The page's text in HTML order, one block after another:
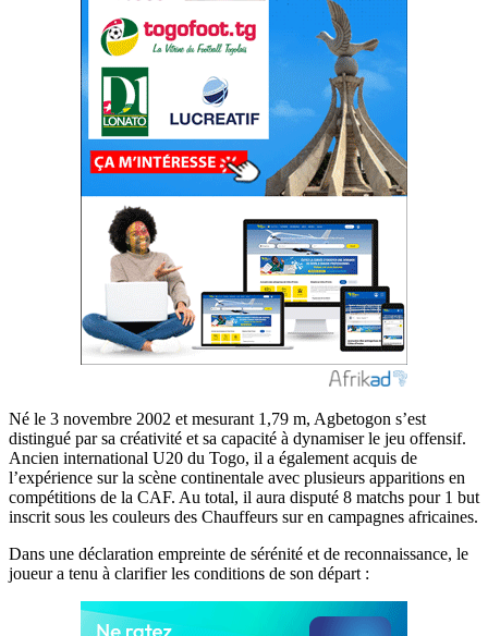
Né le 3 novembre 2002 et mesurant 1,79 m, Agbetogon s’est
distingué par sa créativité et sa capacité à dynamiser le jeu offensif.
Ancien international U20 du Togo, il a également acquis de
l’expérience sur la scène continentale avec plusieurs apparitions en
compétitions de la CAF. Au total, il aura disputé 8 matchs pour 1 but
inscrit sous les couleurs des Chauffeurs sur en campagnes africaines.
Dans une déclaration empreinte de sérénité et de reconnaissance, le
joueur a tenu à clarifier les conditions de son départ :